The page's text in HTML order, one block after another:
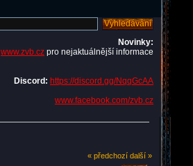
Novinky:
www.zvb.cz pro nejaktuálnější informace
Discord: https://discord.gg/NqqGcAA
www.facebook.com/zvb.cz
« předchozí další »